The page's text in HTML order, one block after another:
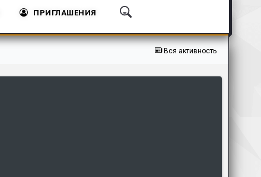
ПРИГЛАШЕНИЯ
Вся активность